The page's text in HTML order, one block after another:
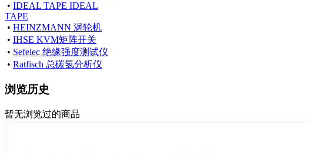
• IDEAL TAPE IDEAL
TAPE
• HEINZMANN 涡轮机
• IHSE KVM矩阵开关
• Sefelec 绝缘强度测试仪
• Ratfisch 总碳氢分析仪
浏览历史
暂无浏览过的商品